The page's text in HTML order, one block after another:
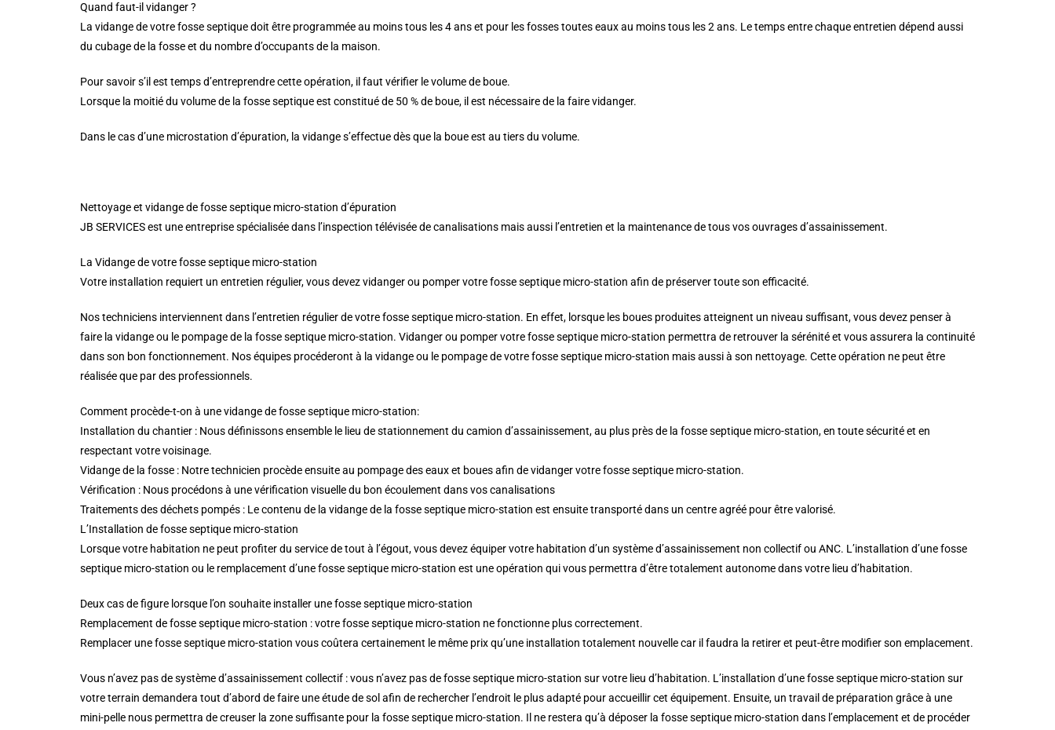
Quand faut-il vidanger ?
La vidange de votre fosse septique doit être programmée au moins tous les 4 ans et pour les fosses toutes eaux au moins tous les 2 ans. Le temps entre chaque entretien dépend aussi
du cubage de la fosse et du nombre d’occupants de la maison.
Pour savoir s’il est temps d’entreprendre cette opération, il faut vérifier le volume de boue.
Lorsque la moitié du volume de la fosse septique est constitué de 50 % de boue, il est nécessaire de la faire vidanger.
Dans le cas d’une microstation d’épuration, la vidange s’effectue dès que la boue est au tiers du volume.
Nettoyage et vidange de fosse septique micro-station d’épuration
JB SERVICES est une entreprise spécialisée dans l’inspection télévisée de canalisations mais aussi l’entretien et la maintenance de tous vos ouvrages d’assainissement.
La Vidange de votre fosse septique micro-station
Votre installation requiert un entretien régulier, vous devez vidanger ou pomper votre fosse septique micro-station afin de préserver toute son efficacité.
Nos techniciens interviennent dans l’entretien régulier de votre fosse septique micro-station. En effet, lorsque les boues produites atteignent un niveau suffisant, vous devez penser à
faire la vidange ou le pompage de la fosse septique micro-station. Vidanger ou pomper votre fosse septique micro-station permettra de retrouver la sérénité et vous assurera la continuité
dans son bon fonctionnement. Nos équipes procéderont à la vidange ou le pompage de votre fosse septique micro-station mais aussi à son nettoyage. Cette opération ne peut être
réalisée que par des professionnels.
Comment procède-t-on à une vidange de fosse septique micro-station:
Installation du chantier : Nous définissons ensemble le lieu de stationnement du camion d’assainissement, au plus près de la fosse septique micro-station, en toute sécurité et en
respectant votre voisinage.
Vidange de la fosse : Notre technicien procède ensuite au pompage des eaux et boues afin de vidanger votre fosse septique micro-station.
Vérification : Nous procédons à une vérification visuelle du bon écoulement dans vos canalisations
Traitements des déchets pompés : Le contenu de la vidange de la fosse septique micro-station est ensuite transporté dans un centre agréé pour être valorisé.
L’Installation de fosse septique micro-station
Lorsque votre habitation ne peut profiter du service de tout à l’égout, vous devez équiper votre habitation d’un système d’assainissement non collectif ou ANC. L’installation d’une fosse
septique micro-station ou le remplacement d’une fosse septique micro-station est une opération qui vous permettra d’être totalement autonome dans votre lieu d’habitation.
Deux cas de figure lorsque l’on souhaite installer une fosse septique micro-station
Remplacement de fosse septique micro-station : votre fosse septique micro-station ne fonctionne plus correctement.
Remplacer une fosse septique micro-station vous coûtera certainement le même prix qu’une installation totalement nouvelle car il faudra la retirer et peut-être modifier son emplacement.
Vous n’avez pas de système d’assainissement collectif : vous n’avez pas de fosse septique micro-station sur votre lieu d’habitation. L’installation d’une fosse septique micro-station sur
votre terrain demandera tout d’abord de faire une étude de sol afin de rechercher l’endroit le plus adapté pour accueillir cet équipement. Ensuite, un travail de préparation grâce à une
mini-pelle nous permettra de creuser la zone suffisante pour la fosse septique micro-station. Il ne restera qu’à déposer la fosse septique micro-station dans l’emplacement et de procéder